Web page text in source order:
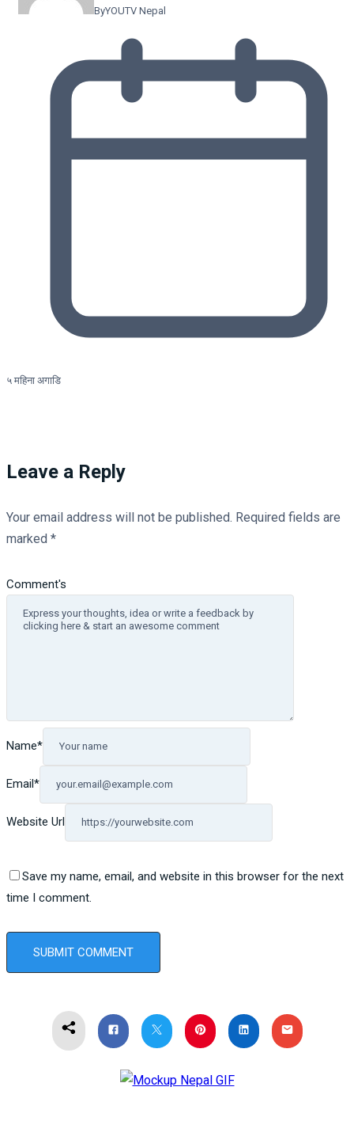
ByYOUTV Nepal
५ महिना अगाडि
Leave a Reply
Your email address will not be published. Required fields are
marked *
Comment's
Name*
Email*
Website Url
Save my name, email, and website in this browser for the next
time I comment.